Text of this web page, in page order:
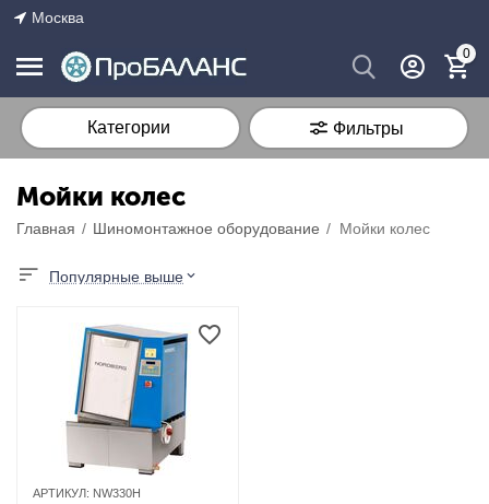
Москва
0
Категории Фильтры
Мойки колес
Главная / Шиномонтажное оборудование / Мойки колес
Популярные выше
АРТИКУЛ: NW330H